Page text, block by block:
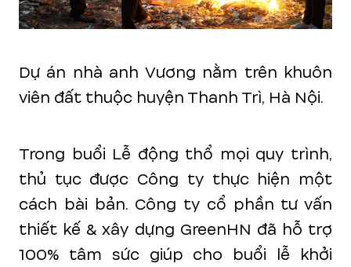
Dự án nhà anh Vương nằm trên khuôn
viên đất thuộc huyện Thanh Trì, Hà Nội.
Trong buổi Lễ động thổ mọi quy trình,
thủ tục được Công ty thực hiện một
cách bài bản. Công ty cổ phần tư vấn
thiết kế & xây dựng GreenHN đã hỗ trợ
100% tâm sức giúp cho buổi lễ khởi